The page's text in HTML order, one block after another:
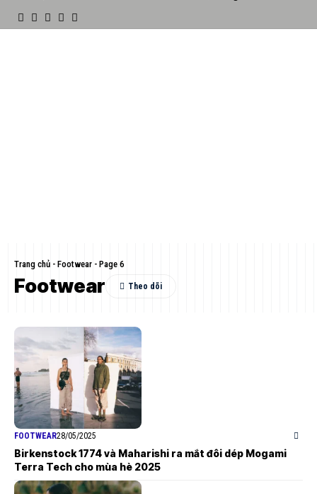
Trang chủ - Footwear - Page 6
Footwear
FOOTWEAR28/05/2025
Birkenstock 1774 và Maharishi ra mắt đôi dép Mogami
Terra Tech cho mùa hè 2025